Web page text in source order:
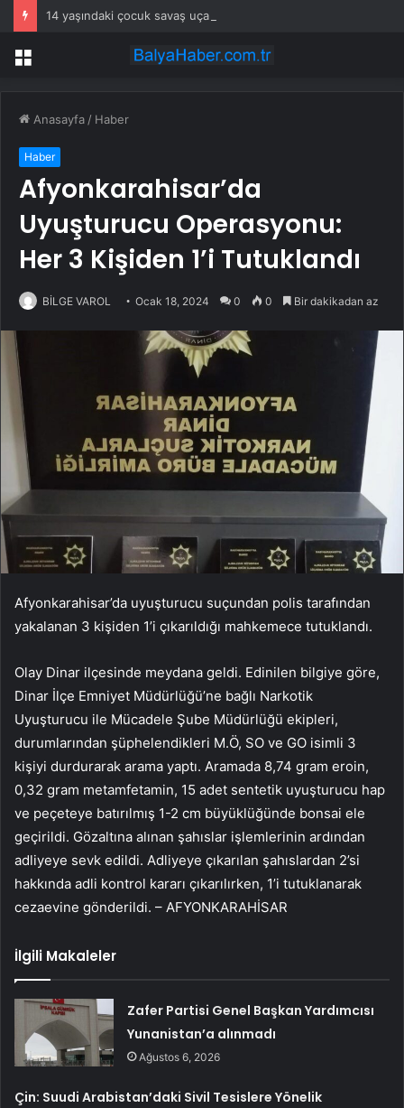
14 yaşındaki çocuk savaş uçaklarını alarma geçirdi
Menü
Anasayfa / Haber
Haber
Afyonkarahisar’da
Uyuşturucu Operasyonu:
Her 3 Kişiden 1’i Tutuklandı
BİLGE VAROL Ocak 18, 2024 0 0 Bir dakikadan az
Afyonkarahisar’da uyuşturucu suçundan polis tarafından
yakalanan 3 kişiden 1’i çıkarıldığı mahkemece tutuklandı.
Olay Dinar ilçesinde meydana geldi. Edinilen bilgiye göre,
Dinar İlçe Emniyet Müdürlüğü’ne bağlı Narkotik
Uyuşturucu ile Mücadele Şube Müdürlüğü ekipleri,
durumlarından şüphelendikleri M.Ö, SO ve GO isimli 3
kişiyi durdurarak arama yaptı. Aramada 8,74 gram eroin,
0,32 gram metamfetamin, 15 adet sentetik uyuşturucu hap
ve peçeteye batırılmış 1-2 cm büyüklüğünde bonsai ele
geçirildi. Gözaltına alınan şahıslar işlemlerinin ardından
adliyeye sevk edildi. Adliyeye çıkarılan şahıslardan 2’si
hakkında adli kontrol kararı çıkarılırken, 1’i tutuklanarak
cezaevine gönderildi. – AFYONKARAHİSAR
İlgili Makaleler
Zafer Partisi Genel Başkan Yardımcısı
Yunanistan’a alınmadı
Ağustos 6, 2026
Çin: Suudi Arabistan’daki Sivil Tesislere Yönelik